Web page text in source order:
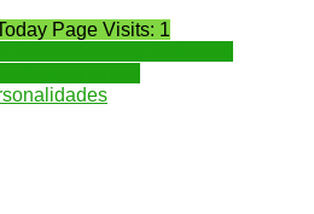
Page Visits: 1